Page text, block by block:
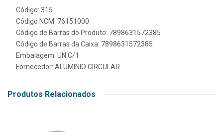
Código: 315
Código NCM: 76151000
Código de Barras do Produto: 7898631572385
Código de Barras da Caixa: 7898631572385
Embalagem: UN C/1
Fornecedor: ALUMINIO CIRCULAR
Produtos Relacionados